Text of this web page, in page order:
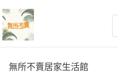
無所不賣居家生活館
無所不賣居家生活館